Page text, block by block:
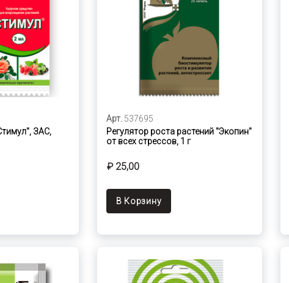
ЗАС,
Арт. 537695
Регулятор роста растений "Экопин"
от всех стрессов, 1 г
₽ 25,00
В Корзину